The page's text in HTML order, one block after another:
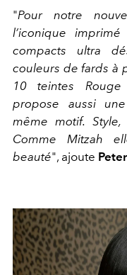
"Pour notre
l’iconique
compacts ultra
couleurs de fards à
10 teintes
propose aussi
même motif.
Comme Mitzah
beauté", ajoute